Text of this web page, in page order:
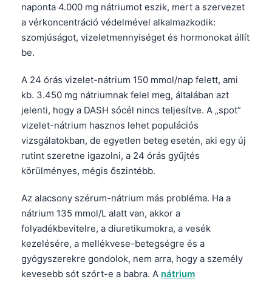
naponta 4.000 mg nátriumot eszik, mert a szervezet
a vérkoncentráció védelmével alkalmazkodik:
szomjúságot, vizeletmennyiséget és hormonokat állít
be.
A 24 órás vizelet-nátrium 150 mmol/nap felett, ami
kb. 3.450 mg nátriumnak felel meg, általában azt
jelenti, hogy a DASH sócél nincs teljesítve. A „spot”
vizelet-nátrium hasznos lehet populációs
vizsgálatokban, de egyetlen beteg esetén, aki egy új
rutint szeretne igazolni, a 24 órás gyűjtés
körülményes, mégis őszintébb.
Az alacsony szérum-nátrium más probléma. Ha a
nátrium 135 mmol/L alatt van, akkor a
folyadékbevitelre, a diuretikumokra, a vesék
kezelésére, a mellékvese-betegségre és a
gyógyszerekre gondolok, nem arra, hogy a személy
kevesebb sót szórt-e a babra. A nátrium